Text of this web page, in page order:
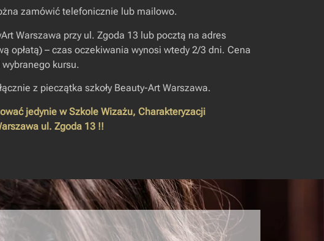
zamówić telefonicznie lub mailowo.
Warszawa przy ul. Zgoda 13 lub pocztą na adres
opłatą) – czas oczekiwania wynosi wtedy 2/3 dni. Cena
kursu.
z pieczątka szkoły Beauty-Art Warszawa.
jedynie w Szkole Wizażu, Charakteryzacji
ul. Zgoda 13 !!